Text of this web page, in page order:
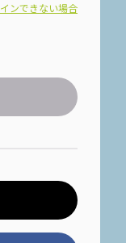
ンできない場合